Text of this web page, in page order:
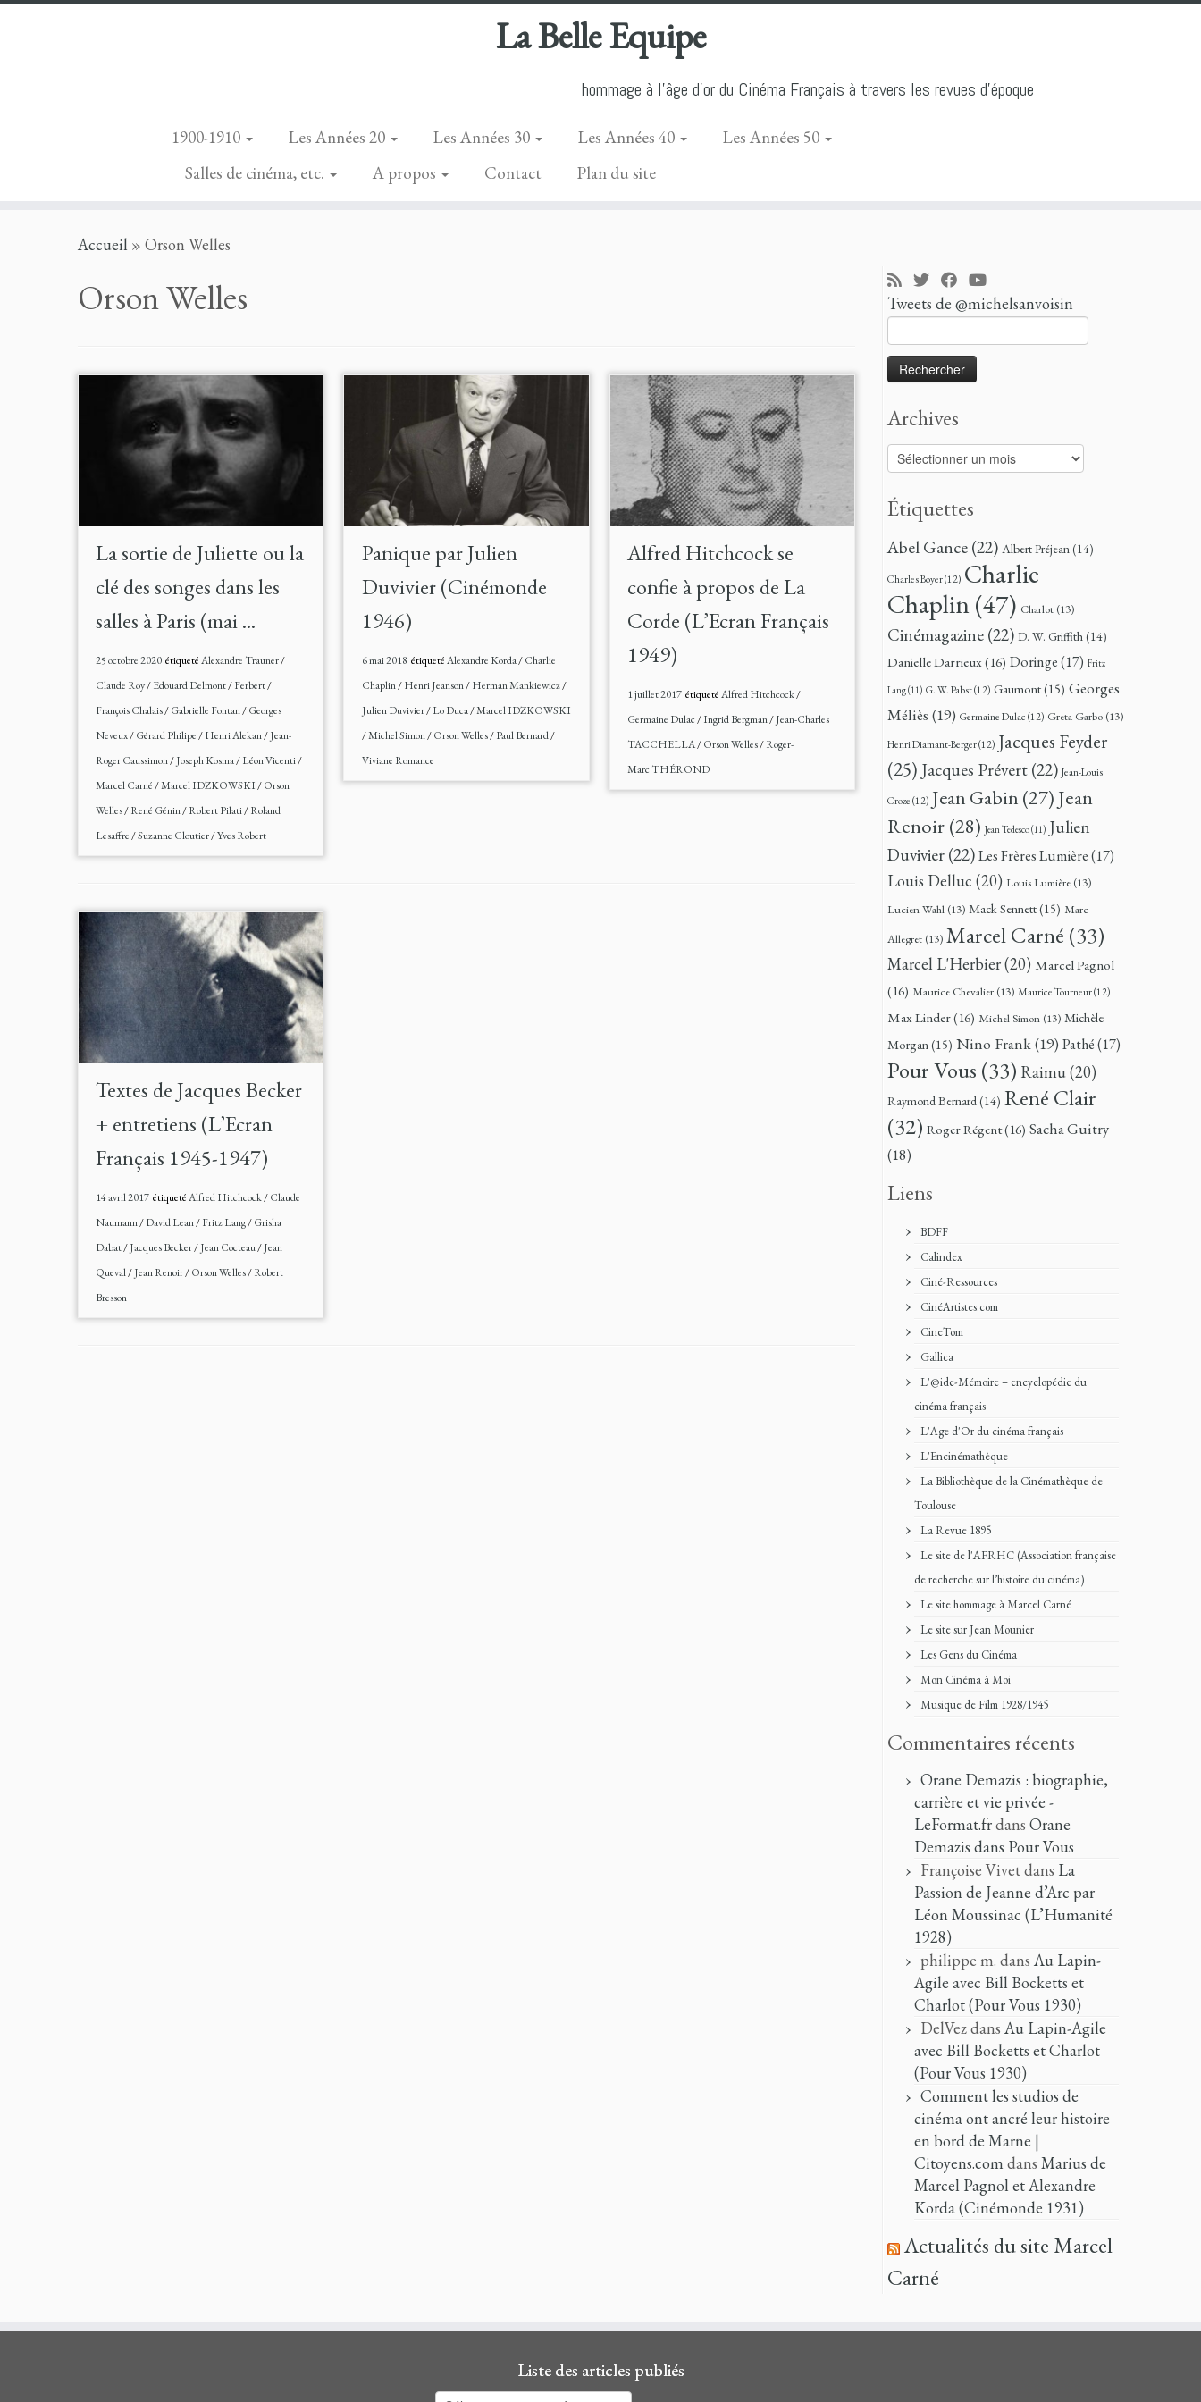
La Belle Equipe
hommage à l'âge d'or du Cinéma Français à travers les revues d'époque
1900-1910 Les Années 20 Les Années 30 Les Années 40
Les Années 50
Salles de cinéma, etc.
A propos Contact Plan du site
Accueil » Orson Welles
Orson Welles
La sortie de Juliette ou la
clé des songes dans les
salles à Paris (mai ...
25 octobre 2020 étiquetéAlexandre Trauner/
Claude Roy/Edouard Delmont/Ferbert/
François Chalais/Gabrielle Fontan/Georges
Neveux/Gérard Philipe/Henri Alekan/Jean-
Roger Caussimon/Joseph Kosma/Léon Vicenti/
Marcel Carné/Marcel IDZKOWSKI/Orson
Welles/René Génin/Robert Pilati/Roland
Lesaffre/Suzanne Cloutier/Yves Robert
Panique par Julien
Duvivier (Cinémonde
1946)
6 mai 2018 étiquetéAlexandre Korda/Charlie
Chaplin/Henri Jeanson/Herman Mankiewicz/
Julien Duvivier/Lo Duca/Marcel IDZKOWSKI
/Michel Simon/Orson Welles/Paul Bernard/
Viviane Romance
Alfred Hitchcock se
confie à propos de La
Corde (L’Ecran Français
1949)
1 juillet 2017étiquetéAlfred Hitchcock/
Germaine Dulac/Ingrid Bergman/Jean-Charles
TACCHELLA/Orson Welles/Roger-
Marc THÉROND
Textes de Jacques Becker
+ entretiens (L’Ecran
Français 1945-1947)
14 avril 2017 étiquetéAlfred Hitchcock/Claude
Naumann/David Lean/Fritz Lang/Grisha
Dabat/Jacques Becker/Jean Cocteau/Jean
Queval/Jean Renoir/Orson Welles/Robert
Bresson
Tweets de @michelsanvoisin
Archives
Archives
Étiquettes
Abel Gance(22) Albert Préjean(14)
Charles Boyer(12) Charlie
Chaplin(47) Charlot (13)
Cinémagazine(22) D. W. Griffith(14)
Danielle Darrieux(16) Doringe(17) Fritz
Lang(11) G. W. Pabst(12) Gaumont(15) Georges
Méliès (19) Germaine Dulac (12) Greta Garbo (13)
Henri Diamant-Berger(12) Jacques Feyder
(25) Jacques Prévert(22) Jean-Louis
Croze (12) Jean Gabin (27) Jean
Renoir (28) Jean Tedesco(11) Julien
Duvivier(22)Les Frères Lumière(17)
Louis Delluc (20) Louis Lumière (13)
Lucien Wahl (13) Mack Sennett(15) Marc
Allegret (13) Marcel Carné (33)
Marcel L'Herbier(20) Marcel Pagnol
(16) Maurice Chevalier (13) Maurice Tourneur(12)
Max Linder(16) Michel Simon (13) Michèle
Morgan(15) Nino Frank(19) Pathé(17)
Pour Vous (33) Raimu(20)
Raymond Bernard(14) René Clair
(32) Roger Régent(16) Sacha Guitry
(18)
Liens
BDFF
Calindex
Ciné-Ressources
CinéArtistes.com
CineTom
Gallica
L'@ide-Mémoire – encyclopédie du
cinéma français
L'Age d'Or du cinéma français
L'Encinémathèque
La Bibliothèque de la Cinémathèque de
Toulouse
La Revue 1895
Le site de l'AFRHC (Association française
de recherche sur l’histoire du cinéma)
Le site hommage à Marcel Carné
Le site sur Jean Mounier
Les Gens du Cinéma
Mon Cinéma à Moi
Musique de Film 1928/1945
Commentaires récents
Orane Demazis : biographie,
carrière et vie privée -
LeFormat.frdans Orane
Demazis dans Pour Vous
Françoise Vivetdans La
Passion de Jeanne d’Arc par
Léon Moussinac (L’Humanité
1928)
philippe m. dans Au Lapin-
Agile avec Bill Bocketts et
Charlot (Pour Vous 1930)
DelVezdans Au Lapin-Agile
avec Bill Bocketts et Charlot
(Pour Vous 1930)
Comment les studios de
cinéma ont ancré leur histoire
en bord de Marne |
Citoyens.comdans Marius de
Marcel Pagnol et Alexandre
Korda (Cinémonde 1931)
Actualités du site Marcel
Carné
Liste des articles publiés